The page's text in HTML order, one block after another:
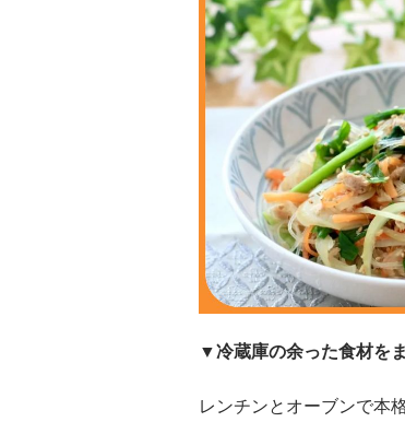
▼冷蔵庫の余った食材を
レンチンとオーブンで本